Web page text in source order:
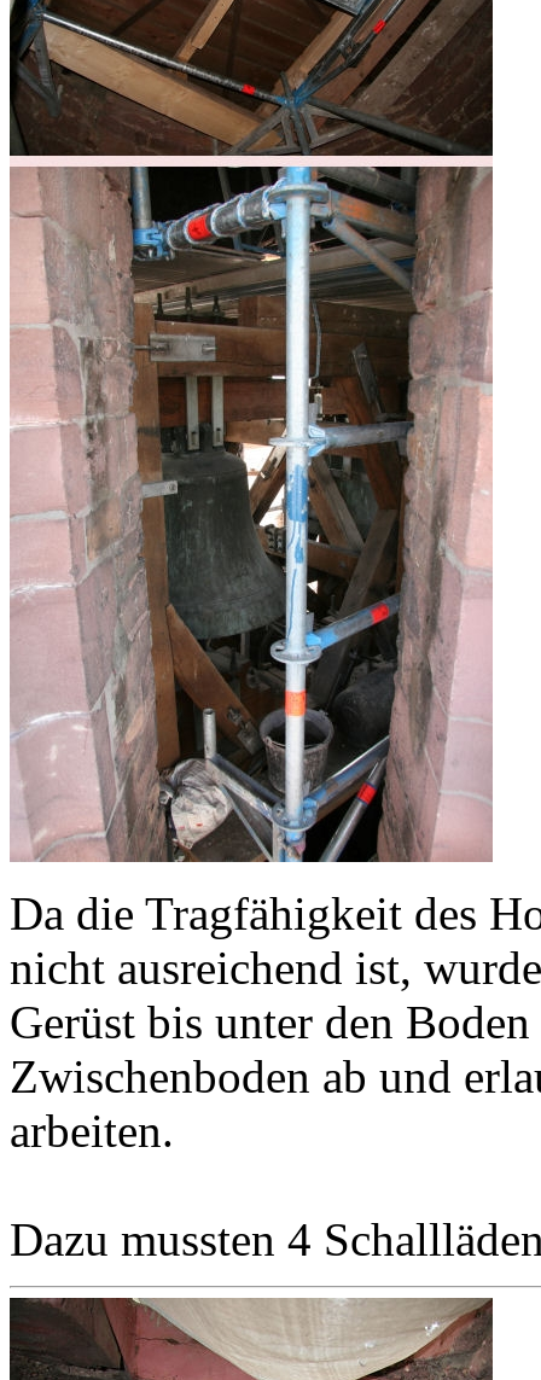
Da die Tragfähigkeit des
nicht ausreichend ist,
Gerüst bis unter den
Zwischenboden ab und
arbeiten.
Dazu mussten 4